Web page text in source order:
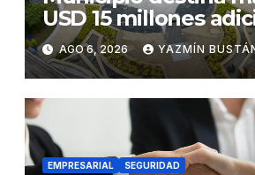
USD 15 millones
SEGURA EP para
seguridad
AGO 6, 2026 YAZMÍN
EMPRESARIAL SEGURIDAD